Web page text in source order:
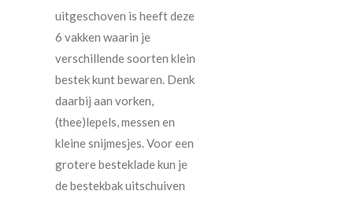
uitgeschoven is heeft deze
6 vakken waarin je
verschillende soorten klein
bestek kunt bewaren. Denk
daarbij aan vorken,
(thee)lepels, messen en
kleine snijmesjes. Voor een
grotere besteklade kun je
de bestekbak uitschuiven